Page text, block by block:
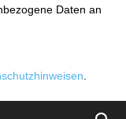
Daten an